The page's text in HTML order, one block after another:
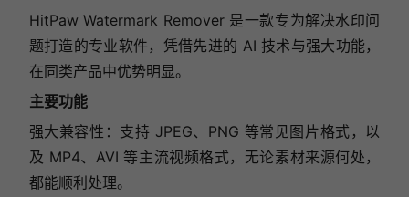
HitPaw Watermark Remover 是一款专为解决水印问
题打造的专业软件，凭借先进的 AI 技术与强大功能，
在同类产品中优势明显。
主要功能
强大兼容性：支持 JPEG、PNG 等常见图片格式，以
及 MP4、AVI 等主流视频格式，无论素材来源何处，
都能顺利处理。